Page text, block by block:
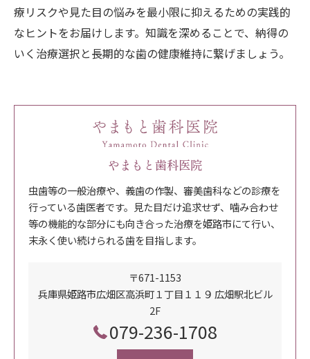
療リスクや見た目の悩みを最小限に抑えるための実践的
なヒントをお届けします。知識を深めることで、納得の
いく治療選択と長期的な歯の健康維持に繋げましょう。
やまもと歯科医院
虫歯等の一般治療や、義歯の作製、審美歯科などの診療を
行っている歯医者です。見た目だけ追求せず、噛み合わせ
等の機能的な部分にも向き合った治療を姫路市にて行い、
末永く使い続けられる歯を目指します。
〒671-1153
兵庫県姫路市広畑区高浜町１丁目１１９ 広畑駅北ビル
2F
079-236-1708